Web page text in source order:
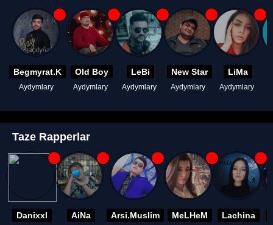
Begmyrat.K
Aydymlary
Old Boy
Aydymlary
LeBi
Aydymlary
New Star
Aydymlary
LiMa
Aydymlary
Taze Rapperlar
Danixxl AiNa Arsi.Muslim MeLHeM Lachina